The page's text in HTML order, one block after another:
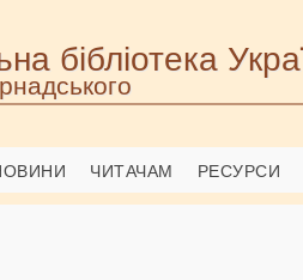
бібліотека
ЧИТАЧАМ РЕСУРСИ